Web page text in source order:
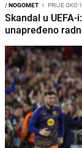
/NOGOMET I PRIJE OKO
Skandal u
unapređeno